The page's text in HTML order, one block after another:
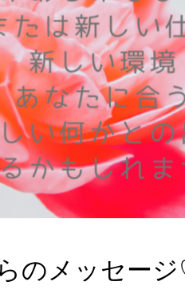
のメッセー